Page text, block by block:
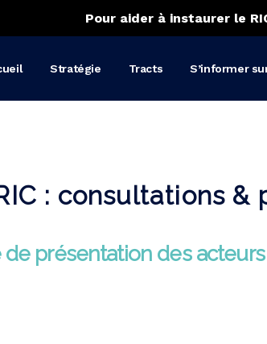
Pour aider à instaurer le
Stratégie Tracts S’informer
: consultations &
de présentation des acteurs